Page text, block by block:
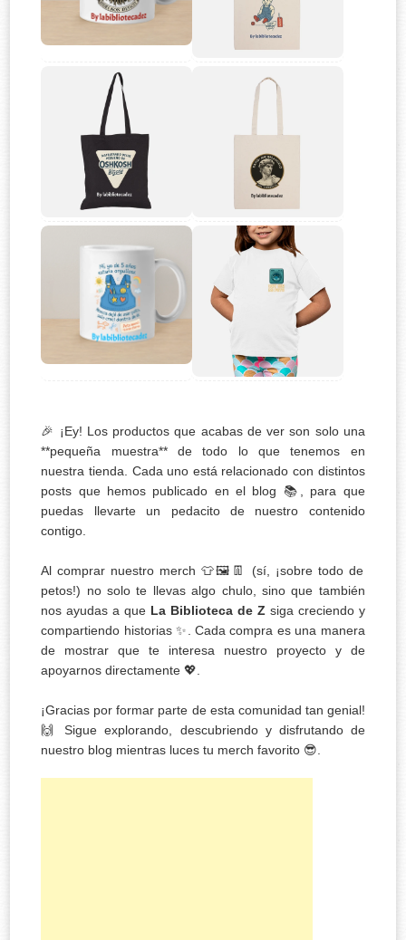
🎉 ¡Ey! Los productos que acabas de ver son solo una
**pequeña muestra** de todo lo que tenemos en
nuestra tienda. Cada uno está relacionado con distintos
posts que hemos publicado en el blog 📚, para que
puedas llevarte un pedacito de nuestro contenido
contigo.
Al comprar nuestro merch 👕🖼️👖 (sí, ¡sobre todo de
petos!) no solo te llevas algo chulo, sino que también
nos ayudas a que La Biblioteca de Z siga creciendo y
compartiendo historias ✨. Cada compra es una manera
de mostrar que te interesa nuestro proyecto y de
apoyarnos directamente 💖.
¡Gracias por formar parte de esta comunidad tan genial!
🙌 Sigue explorando, descubriendo y disfrutando de
nuestro blog mientras luces tu merch favorito 😎.